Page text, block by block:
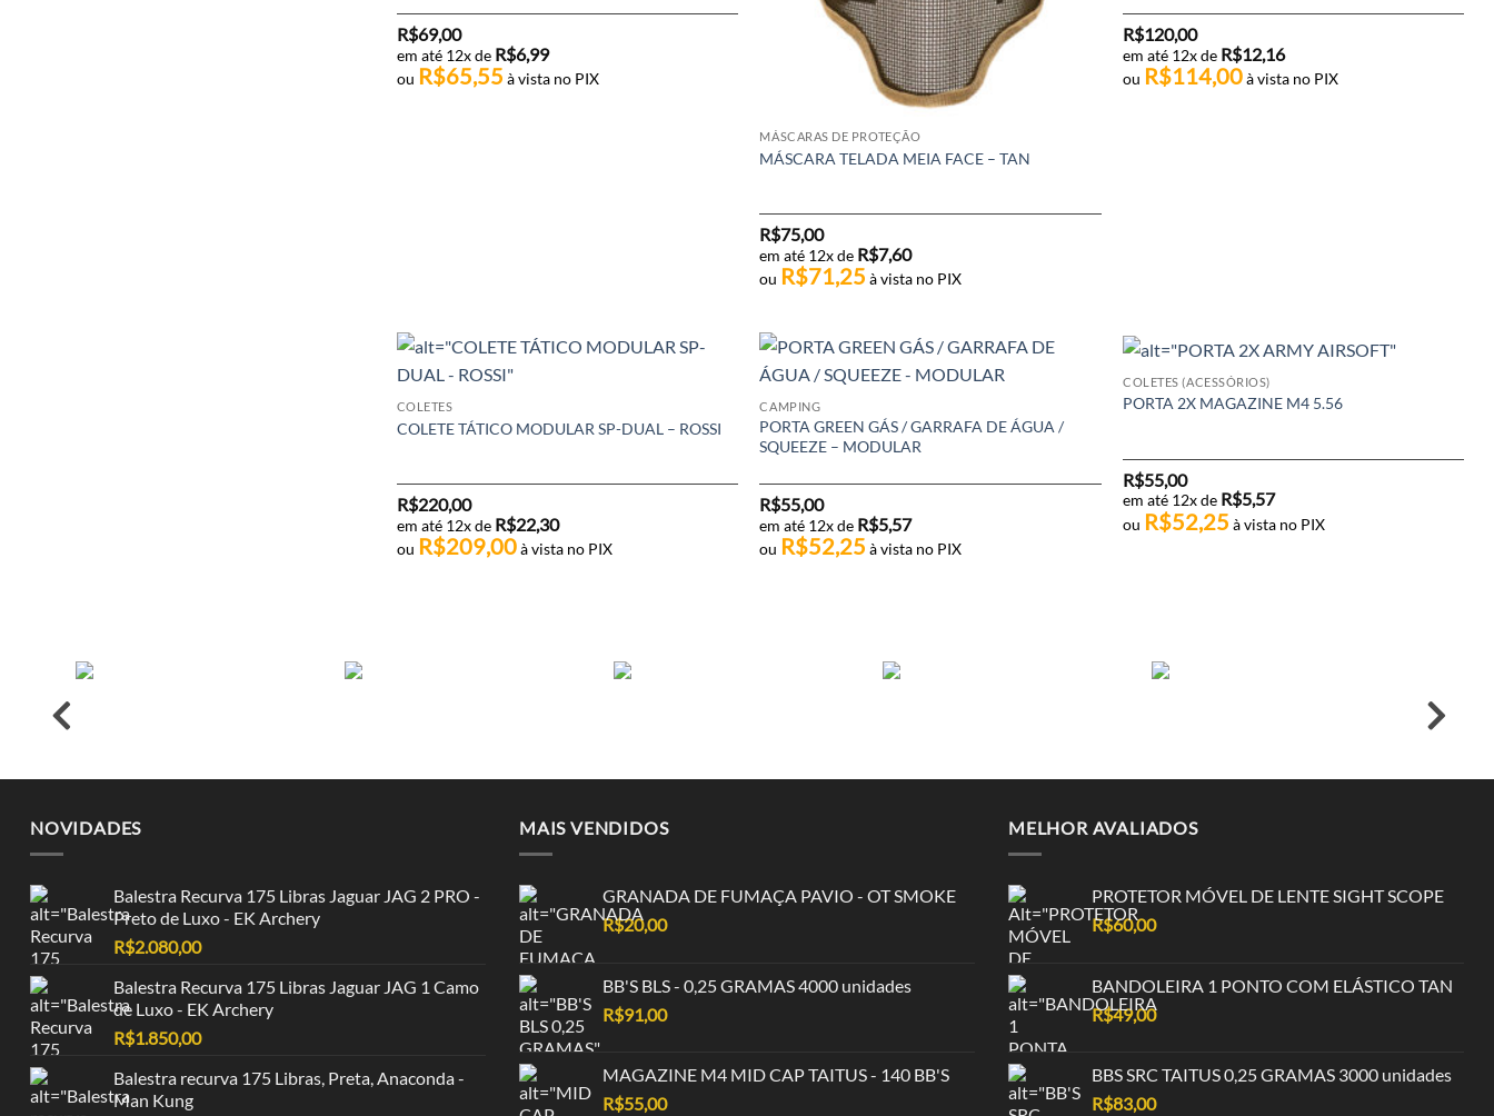
R$69,00
em até 12x de R$6,99
ou R$65,55 à vista no PIX
MÁSCARAS DE PROTEÇÃO
MÁSCARA TELADA MEIA FACE – TAN
R$75,00
em até 12x de R$7,60
ou R$71,25 à vista no PIX
R$120,00
em até 12x de R$12,16
ou R$114,00à vista no PIX
COLETES
COLETE TÁTICO MODULAR SP-DUAL – ROSSI
R$220,00
em até 12x de R$22,30
ou R$209,00à vista no PIX
CAMPING
PORTA GREEN GÁS / GARRAFA DE ÁGUA /
SQUEEZE – MODULAR
R$55,00
em até 12x de R$5,57
ou R$52,25 à vista no PIX
COLETES (ACESSÓRIOS)
PORTA 2X MAGAZINE M4 5.56
R$55,00
em até 12x de R$5,57
ou R$52,25 à vista no PIX
NOVIDADES
Balestra Recurva 175 Libras Jaguar JAG 2 PRO -
Preto de Luxo - EK Archery
R$2.080,00
Balestra Recurva 175 Libras Jaguar JAG 1 Camo
de Luxo - EK Archery
R$1.850,00
Balestra recurva 175 Libras, Preta, Anaconda -
Man Kung
MAIS VENDIDOS
GRANADA DE FUMAÇA PAVIO - OT SMOKE
R$20,00
BB'S BLS - 0,25 GRAMAS 4000 unidades
R$91,00
MAGAZINE M4 MID CAP TAITUS - 140 BB'S
R$55,00
MELHOR AVALIADOS
PROTETOR MÓVEL DE LENTE SIGHT SCOPE
R$60,00
BANDOLEIRA 1 PONTO COM ELÁSTICO TAN
R$49,00
BBS SRC TAITUS 0,25 GRAMAS 3000 unidades
R$83,00